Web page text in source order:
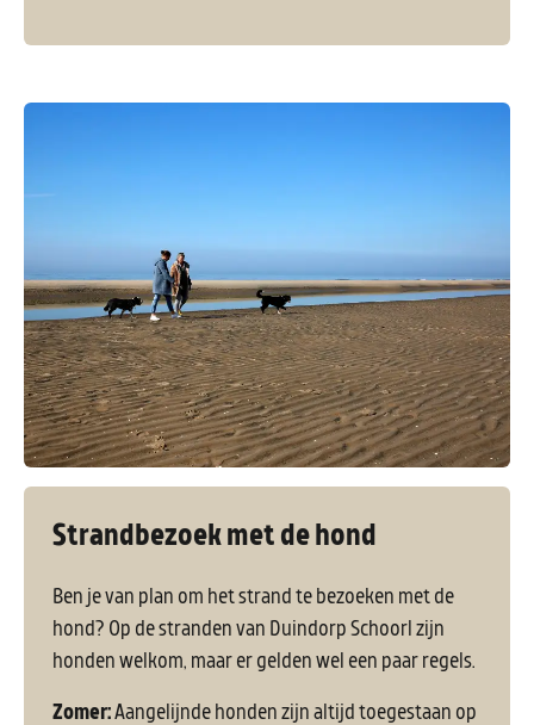
Strandbezoek met de hond
Ben je van plan om het strand te bezoeken met de
hond? Op de stranden van Duindorp Schoorl zijn
honden welkom, maar er gelden wel een paar regels.
Zomer:Aangelijnde honden zijn altijd toegestaan op